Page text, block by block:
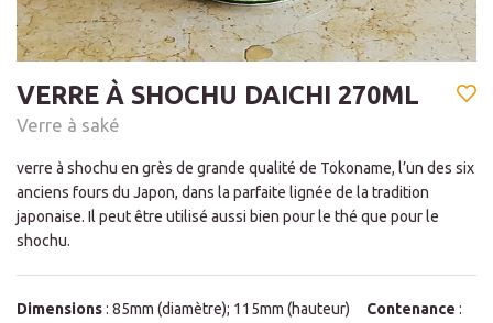
VERRE À SHOCHU DAICHI 270ML
Verre à saké
verre à shochu en grès de grande qualité de Tokoname, l’un des six
anciens fours du Japon, dans la parfaite lignée de la tradition
japonaise. Il peut être utilisé aussi bien pour le thé que pour le
shochu.
Dimensions: 85mm (diamètre); 115mm (hauteur) Contenance :